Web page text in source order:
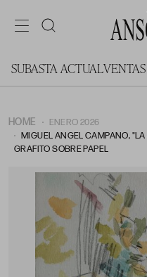
SUBASTA ACTUAL
HOME
ENERO 2026
MIGUEL ANGEL CAMPANO,
GRAFITO SOBRE PAPEL